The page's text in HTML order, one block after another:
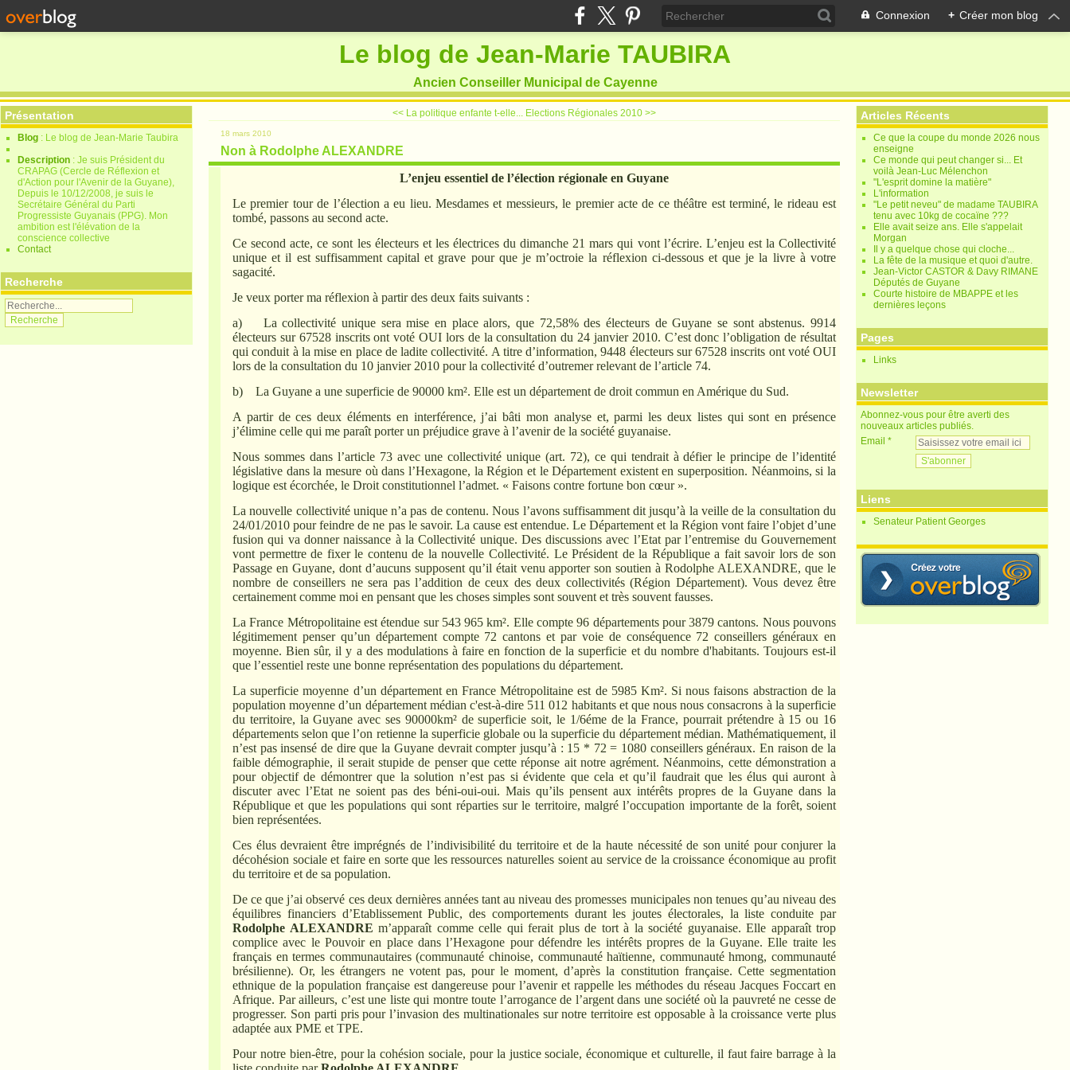
Connexion + Créer mon blog
Le blog de Jean-Marie TAUBIRA
Ancien Conseiller Municipal de Cayenne
Présentation
Blog : Le blog de Jean-Marie Taubira
Description : Je suis Président du
CRAPAG (Cercle de Réflexion et
d'Action pour l'Avenir de la Guyane),
Depuis le 10/12/2008, je suis le
Secrétaire Général du Parti
Progressiste Guyanais (PPG). Mon
ambition est l'élévation de la
conscience collective
Contact
Recherche
<< La politique enfante t-elle... Elections Régionales 2010 >>
18 mars 2010
Non à Rodolphe ALEXANDRE
L’enjeu essentiel de l’élection régionale en Guyane
Le premier tour de l’élection a eu lieu. Mesdames et messieurs, le premier acte de ce théâtre est terminé, le rideau est
tombé, passons au second acte.
Ce second acte, ce sont les électeurs et les électrices du dimanche 21 mars qui vont l’écrire. L’enjeu est la Collectivité
unique et il est suffisamment capital et grave pour que je m’octroie la réflexion ci-dessous et que je la livre à votre
sagacité.
Je veux porter ma réflexion à partir des deux faits suivants :
a) La collectivité unique sera mise en place alors, que 72,58% des électeurs de Guyane se sont abstenus. 9914
électeurs sur 67528 inscrits ont voté OUI lors de la consultation du 24 janvier 2010. C’est donc l’obligation de résultat
qui conduit à la mise en place de ladite collectivité. A titre d’information, 9448 électeurs sur 67528 inscrits ont voté OUI
lors de la consultation du 10 janvier 2010 pour la collectivité d’outremer relevant de l’article 74.
b) La Guyane a une superficie de 90000 km². Elle est un département de droit commun en Amérique du Sud.
A partir de ces deux éléments en interférence, j’ai bâti mon analyse et, parmi les deux listes qui sont en présence
j’élimine celle qui me paraît porter un préjudice grave à l’avenir de la société guyanaise.
Nous sommes dans l’article 73 avec une collectivité unique (art. 72), ce qui tendrait à défier le principe de l’identité
législative dans la mesure où dans l’Hexagone, la Région et le Département existent en superposition. Néanmoins, si la
logique est écorchée, le Droit constitutionnel l’admet. « Faisons contre fortune bon cœur ».
La nouvelle collectivité unique n’a pas de contenu. Nous l’avons suffisamment dit jusqu’à la veille de la consultation du
24/01/2010 pour feindre de ne pas le savoir. La cause est entendue. Le Département et la Région vont faire l’objet d’une
fusion qui va donner naissance à la Collectivité unique. Des discussions avec l’Etat par l’entremise du Gouvernement
vont permettre de fixer le contenu de la nouvelle Collectivité. Le Président de la République a fait savoir lors de son
Passage en Guyane, dont d’aucuns supposent qu’il était venu apporter son soutien à Rodolphe ALEXANDRE, que le
nombre de conseillers ne sera pas l’addition de ceux des deux collectivités (Région Département). Vous devez être
certainement comme moi en pensant que les choses simples sont souvent et très souvent fausses.
La France Métropolitaine est étendue sur 543 965 km². Elle compte 96 départements pour 3879 cantons. Nous pouvons
légitimement penser qu’un département compte 72 cantons et par voie de conséquence 72 conseillers généraux en
moyenne. Bien sûr, il y a des modulations à faire en fonction de la superficie et du nombre d'habitants. Toujours est-il
que l’essentiel reste une bonne représentation des populations du département.
La superficie moyenne d’un département en France Métropolitaine est de 5985 Km². Si nous faisons abstraction de la
population moyenne d’un département médian c'est-à-dire 511 012 habitants et que nous nous consacrons à la superficie
du territoire, la Guyane avec ses 90000km² de superficie soit, le 1/6éme de la France, pourrait prétendre à 15 ou 16
départements selon que l’on retienne la superficie globale ou la superficie du département médian. Mathématiquement, il
n’est pas insensé de dire que la Guyane devrait compter jusqu’à : 15 * 72 = 1080 conseillers généraux. En raison de la
faible démographie, il serait stupide de penser que cette réponse ait notre agrément. Néanmoins, cette démonstration a
pour objectif de démontrer que la solution n’est pas si évidente que cela et qu’il faudrait que les élus qui auront à
discuter avec l’Etat ne soient pas des béni-oui-oui. Mais qu’ils pensent aux intérêts propres de la Guyane dans la
République et que les populations qui sont réparties sur le territoire, malgré l’occupation importante de la forêt, soient
bien représentées.
Ces élus devraient être imprégnés de l’indivisibilité du territoire et de la haute nécessité de son unité pour conjurer la
décohésion sociale et faire en sorte que les ressources naturelles soient au service de la croissance économique au profit
du territoire et de sa population.
De ce que j’ai observé ces deux dernières années tant au niveau des promesses municipales non tenues qu’au niveau des
équilibres financiers d’Etablissement Public, des comportements durant les joutes électorales, la liste conduite par
Rodolphe ALEXANDRE m’apparaît comme celle qui ferait plus de tort à la société guyanaise. Elle apparaît trop
complice avec le Pouvoir en place dans l’Hexagone pour défendre les intérêts propres de la Guyane. Elle traite les
français en termes communautaires (communauté chinoise, communauté haïtienne, communauté hmong, communauté
brésilienne). Or, les étrangers ne votent pas, pour le moment, d’après la constitution française. Cette segmentation
ethnique de la population française est dangereuse pour l’avenir et rappelle les méthodes du réseau Jacques Foccart en
Afrique. Par ailleurs, c’est une liste qui montre toute l’arrogance de l’argent dans une société où la pauvreté ne cesse de
progresser. Son parti pris pour l’invasion des multinationales sur notre territoire est opposable à la croissance verte plus
adaptée aux PME et TPE.
Pour notre bien-être, pour la cohésion sociale, pour la justice sociale, économique et culturelle, il faut faire barrage à la
Articles Récents
Ce que la coupe du monde 2026 nous
enseigne
Ce monde qui peut changer si... Et
voilà Jean-Luc Mélenchon
"L'esprit domine la matière"
L'information
"Le petit neveu" de madame TAUBIRA
tenu avec 10kg de cocaïne ???
Elle avait seize ans. Elle s'appelait
Morgan
Il y a quelque chose qui cloche...
La fête de la musique et quoi d'autre.
Jean-Victor CASTOR & Davy RIMANE
Députés de Guyane
Courte histoire de MBAPPE et les
dernières leçons
Pages
Links
Newsletter
Abonnez-vous pour être averti des
nouveaux articles publiés.
Email
Liens
Senateur Patient Georges